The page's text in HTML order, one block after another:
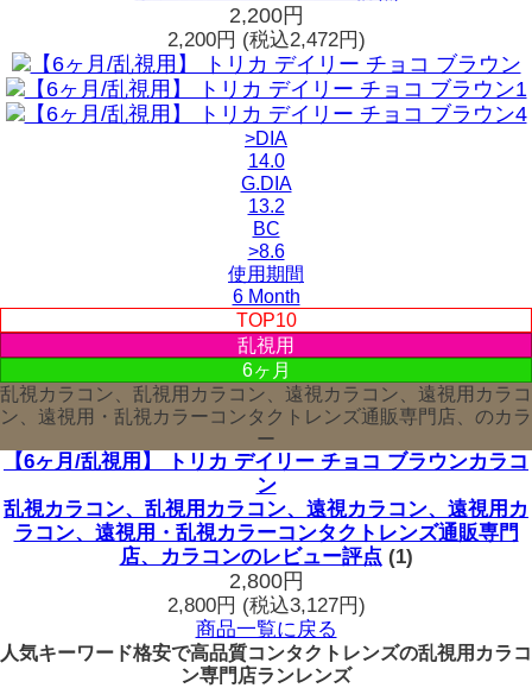
2,200円
2,200円 (税込2,472円)
>DIA
14.0
G.DIA
13.2
BC
>8.6
使用期間
6 Month
TOP10
乱視用
6ヶ月
乱視カラコン、乱視用カラコン、遠視カラコン、遠視用カラコ
ン、遠視用・乱視カラーコンタクトレンズ通販専門店、のカラ
ー
【6ヶ月/乱視用】 トリカ デイリー チョコ ブラウンカラコ
ン
乱視カラコン、乱視用カラコン、遠視カラコン、遠視用カ
ラコン、遠視用・乱視カラーコンタクトレンズ通販専門
店、カラコンのレビュー評点 (1)
2,800円
2,800円 (税込3,127円)
商品一覧に戻る
人気キーワード格安で高品質コンタクトレンズの乱視用カラコ
ン専門店ランレンズ